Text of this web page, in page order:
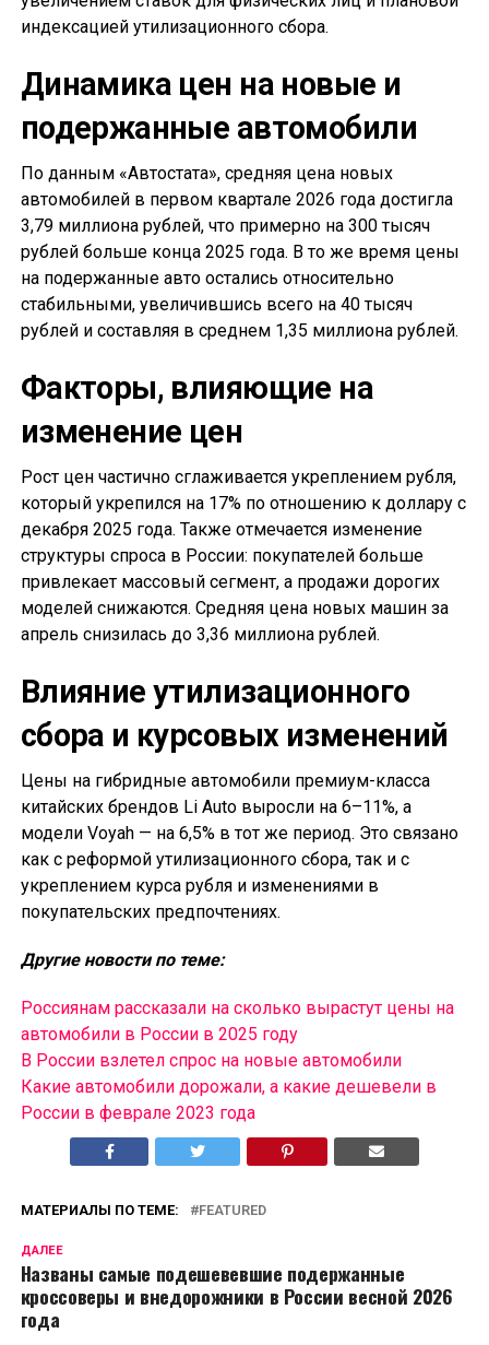
индексацией утилизационного сбора.
Динамика цен на новые и
подержанные автомобили
По данным «Автостата», средняя цена новых
автомобилей в первом квартале 2026 года достигла
3,79 миллиона рублей, что примерно на 300 тысяч
рублей больше конца 2025 года. В то же время цены
на подержанные авто остались относительно
стабильными, увеличившись всего на 40 тысяч
рублей и составляя в среднем 1,35 миллиона рублей.
Факторы, влияющие на
изменение цен
Рост цен частично сглаживается укреплением рубля,
который укрепился на 17% по отношению к доллару с
декабря 2025 года. Также отмечается изменение
структуры спроса в России: покупателей больше
привлекает массовый сегмент, а продажи дорогих
моделей снижаются. Средняя цена новых машин за
апрель снизилась до 3,36 миллиона рублей.
Влияние утилизационного
сбора и курсовых изменений
Цены на гибридные автомобили премиум-класса
китайских брендов Li Auto выросли на 6–11%, а
модели Voyah — на 6,5% в тот же период. Это связано
как с реформой утилизационного сбора, так и с
укреплением курса рубля и изменениями в
покупательских предпочтениях.
Другие новости по теме:
Россиянам рассказали на сколько вырастут цены на
автомобили в России в 2025 году
В России взлетел спрос на новые автомобили
Какие автомобили дорожали, а какие дешевели в
России в феврале 2023 года
МАТЕРИАЛЫ ПО ТЕМЕ: FEATURED
ДАЛЕЕ
Названы самые подешевевшие подержанные
кроссоверы и внедорожники в России весной 2026
года